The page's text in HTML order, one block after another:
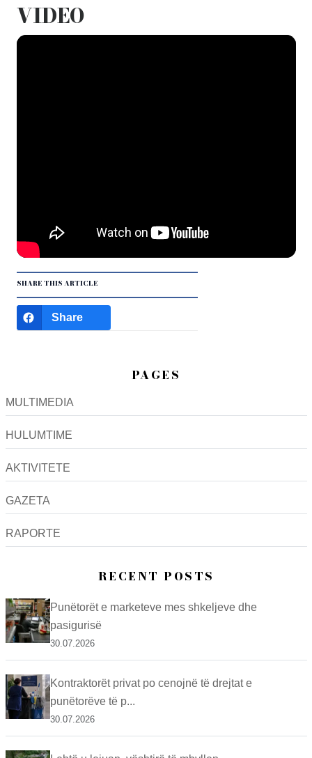
VIDEO
SHARE THIS ARTICLE
Share
PAGES
MULTIMEDIA
HULUMTIME
AKTIVITETE
GAZETA
RAPORTE
RECENT POSTS
Punëtorët e marketeve mes shkeljeve dhe
pasigurisë
30.07.2026
Kontraktorët privat po cenojnë të drejtat e
punëtorëve të p...
30.07.2026